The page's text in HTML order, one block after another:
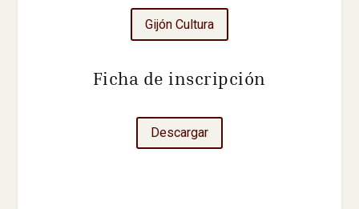
Gijón Cultura
Ficha de inscripción
Descargar